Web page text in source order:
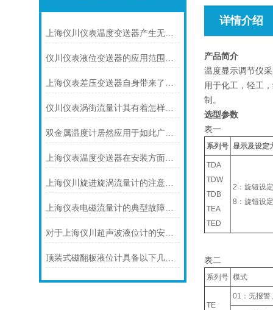
上海仪川仪表温度变送器产生无输出的原因及解决方法
仪川仪表液位变送器的应用范围涵盖了多个行业和领域
上海仪表差压变送器自身带来了怎样的功能
仪川仪表涡街流量计其有着怎样的特点呢？
双金属温度计居然应用于如此广泛的领域
上海仪表温度变送器在安装方面有什么要领
上海仪川旋进旋涡流量计的注意事项
上海仪表电磁流量计的典型故障诊断及处理方法
对于上海仪川超声波液位计的安装原理你可知晓！
顶装式磁翻板液位计具备以下几大主要特点
详情介绍
产品简介
温度显示调节仪
用于化工，轻工
制。
选型参数
表一
系列号 显示及设定
TDA
TDW
TDB
TEA
TED
2：旋钮设
8：旋钮设
表二
系列号 模式
TE
01：无报警